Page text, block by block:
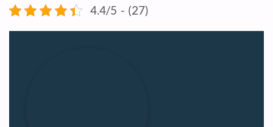
4.4/5 - (27)